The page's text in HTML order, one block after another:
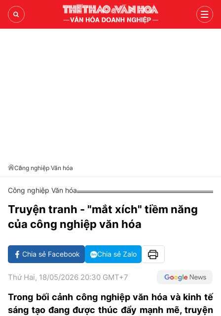
Hotline: 0981.119.189
Điện thoại: 024.38254756
MẠNG XÃ HỘI
Công nghiệp Văn hóa
Công nghiệp Văn hóa
Truyện tranh - "mắt xích" tiềm năng
của công nghiệp văn hóa
Chia sẻ Facebook Chia sẻ Zalo
Thứ Hai, 18/05/2026 20:30 GMT+7
Trong bối cảnh công nghiệp văn hóa và kinh tế
sáng tạo đang được thúc đẩy mạnh mẽ, truyện